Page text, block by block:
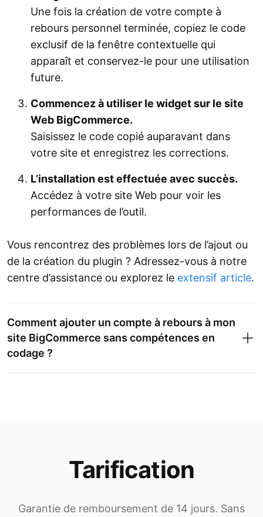
Une fois la création de votre compte à
rebours personnel terminée, copiez le code
exclusif de la fenêtre contextuelle qui
apparaît et conservez-le pour une utilisation
future.
Commencez à utiliser le widget sur le site
Web BigCommerce.
Saisissez le code copié auparavant dans
votre site et enregistrez les corrections.
L’installation est effectuée avec succès.
Accédez à votre site Web pour voir les
performances de l’outil.
Vous rencontrez des problèmes lors de l’ajout ou
de la création du plugin ? Adressez-vous à notre
centre d’assistance ou explorez le extensif article.
Comment ajouter un compte à rebours à mon
site BigCommerce sans compétences en
codage ?
Tarification
Garantie de remboursement de 14 jours. Sans